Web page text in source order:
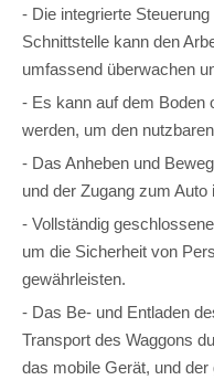
- Die integrierte
Schnittstelle kann den
umfassend überwachen
- Es kann auf dem Boden
werden, um den
- Das Anheben und
und der Zugang zum
- Vollständig
um die Sicherheit von
gewährleisten.
- Das Be- und Entladen
Transport des Waggons
das mobile Gerät, und